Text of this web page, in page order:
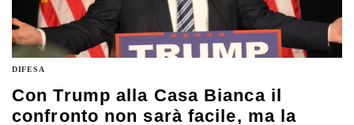
DIFESA
Con Trump alla Casa Bianca il
confronto non sarà facile, ma la